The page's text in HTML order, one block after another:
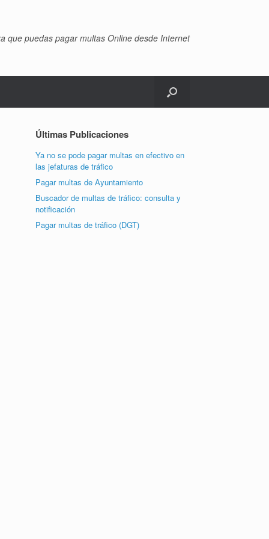
que puedas pagar multas Online desde Internet
Últimas Publicaciones
Ya no se pode pagar multas en efectivo en
las jefaturas de tráfico
Pagar multas de Ayuntamiento
Buscador de multas de tráfico: consulta y
notificación
Pagar multas de tráfico (DGT)